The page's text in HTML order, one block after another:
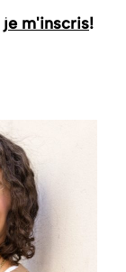
je m'inscris!